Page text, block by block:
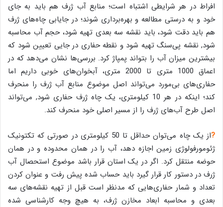
افراط در هر شرایطی اشتباه است؛ منابع آب ژرف هم باید به جای
خود و به درستی مطالعه و بهره‌برداری شوند؛ در جایابی چاه‌های ژرف
هم باید دقت شود، باید نقشه سه بعدی تهیه شود، حجم آب محاسبه
شود, نقشه پی‌سنگ تهیه شود و نقطه حفاری در جایی تعیین شود که
بیشترین میزان آب را بتواند پمپاژ کرد. بررسی‌ها نشان می‌دهد که در
اعماق 1000 متری تا 2000 متری، آبخوان‌های خوبی داریم اما
حفاری‌های بی‌مورد می‌تواند اصل موضوع منابع آب ژرف را منحرف
کند؛ اینکه در هر 10 کیلومتری، یک چاه ژرف حفاری شود, می‌تواند
اصل طرح آب‌های ژرف را از مسیر اصلی خود منحرف کند.
?
از یک چاه می‌توان حداقل تا 50 کیلومتری در صورتی که تکتونیک
ژئومورفولوژی زمین اجازه دهد، آب را در همان محدوده و در همان
حوضه منتقل کرد. اگر در یک استان قرار باشد موضوع استحصال آب
ژرف در دستور کار قرار گیرد باید حساب شده پیش رفت و عنوان کردن
تعداد و شمار حفاری‌هایی که مدنظر است قبل از تهیه نقشه‌های سه
بعدی و محاسبه ابعاد مخازن ژرف، به هیچ وجه کارشناسی شده